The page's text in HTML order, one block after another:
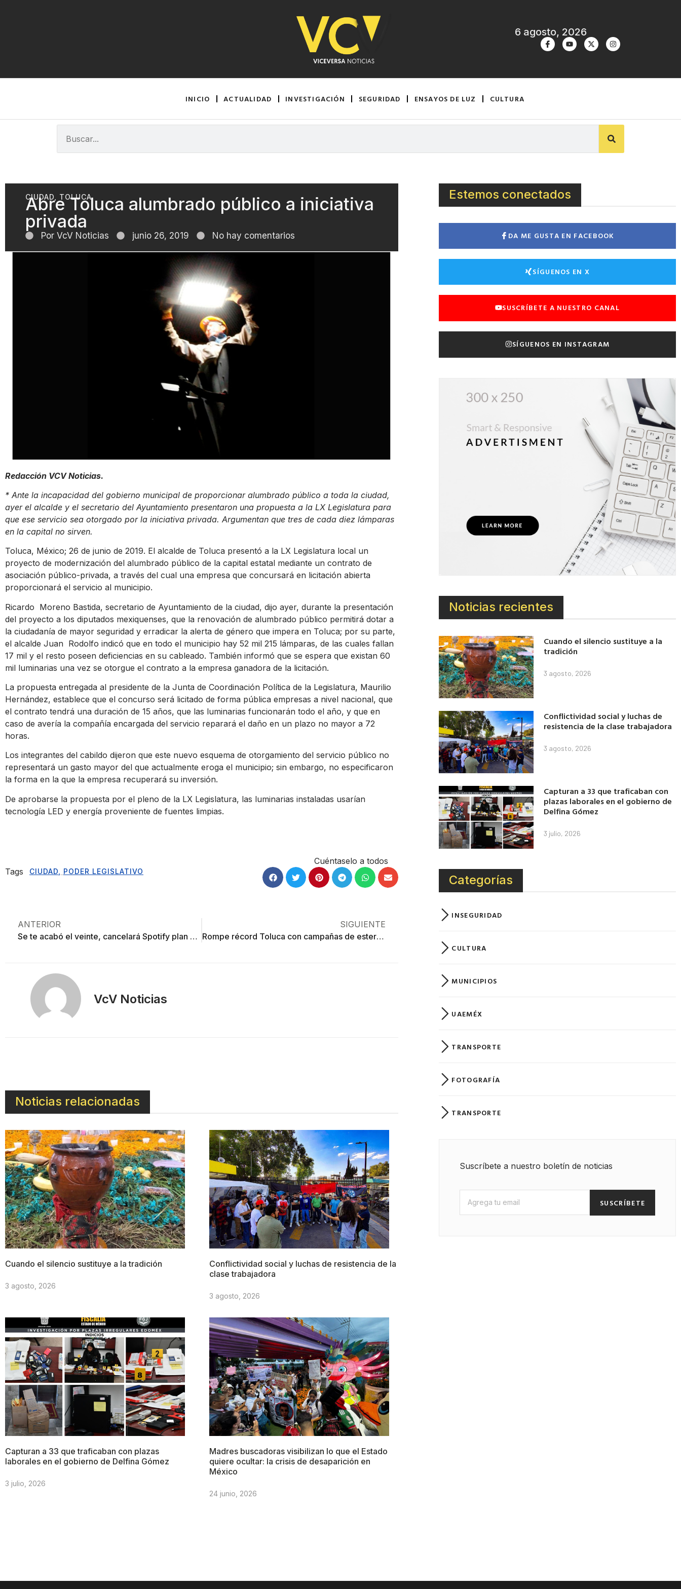
6 agosto, 2026
INICIO ACTUALIDAD INVESTIGACIÓN SEGURIDAD ENSAYOS DE LUZ CULTURA
CIUDAD TOLUCA
Abre Toluca alumbrado público a iniciativa
privada
Por VcV Noticias junio 26, 2019 No hay comentarios
Redacción VCV Noticias.
* Ante la incapacidad del gobierno municipal de proporcionar alumbrado público a toda la ciudad,
ayer el alcalde y el secretario del Ayuntamiento presentaron una propuesta a la LX Legislatura para
que ese servicio sea otorgado por la iniciativa privada. Argumentan que tres de cada diez lámparas
en la capital no sirven.
Toluca, México; 26 de junio de 2019. El alcalde de Toluca presentó a la LX Legislatura local un
proyecto de modernización del alumbrado público de la capital estatal mediante un contrato de
asociación público-privada, a través del cual una empresa que concursará en licitación abierta
proporcionará el servicio al municipio.
Ricardo Moreno Bastida, secretario de Ayuntamiento de la ciudad, dijo ayer, durante la presentación
del proyecto a los diputados mexiquenses, que la renovación de alumbrado público permitirá dotar a
la ciudadanía de mayor seguridad y erradicar la alerta de género que impera en Toluca; por su parte,
el alcalde Juan Rodolfo indicó que en todo el municipio hay 52 mil 215 lámparas, de las cuales fallan
17 mil y el resto poseen deficiencias en su cableado. También informó que se espera que existan 60
mil luminarias una vez se otorgue el contrato a la empresa ganadora de la licitación.
La propuesta entregada al presidente de la Junta de Coordinación Política de la Legislatura, Maurilio
Hernández, establece que el concurso será licitado de forma pública empresas a nivel nacional, que
el contrato tendrá una duración de 15 años, que las luminarias funcionarán todo el año, y que en
caso de avería la compañía encargada del servicio reparará el daño en un plazo no mayor a 72
horas.
Los integrantes del cabildo dijeron que este nuevo esquema de otorgamiento del servicio público no
representará un gasto mayor del que actualmente eroga el municipio; sin embargo, no especificaron
la forma en la que la empresa recuperará su inversión.
De aprobarse la propuesta por el pleno de la LX Legislatura, las luminarias instaladas usarían
tecnología LED y energía proveniente de fuentes limpias.
Tags CIUDAD PODER LEGISLATIVO
Cuéntaselo a todos
ANTERIOR
Se te acabó el veinte, cancelará Spotify plan a mentirosos
SIGUIENTE
Rompe récord Toluca con campañas de esterilización
VcV Noticias
Noticias relacionadas
Cuando el silencio sustituye a la tradición
3 agosto, 2026
Conflictividad social y luchas de resistencia de la
clase trabajadora
3 agosto, 2026
Capturan a 33 que traficaban con plazas
laborales en el gobierno de Delfina Gómez
3 julio, 2026
Madres buscadoras visibilizan lo que el Estado
quiere ocultar: la crisis de desaparición en
México
24 junio, 2026
Estemos conectados
DA ME GUSTA EN FACEBOOK
SÍGUENOS EN X
SUSCRÍBETE A NUESTRO CANAL
SÍGUENOS EN INSTAGRAM
Noticias recientes
Cuando el silencio sustituye a la
tradición
3 agosto, 2026
Conflictividad social y luchas de
resistencia de la clase trabajadora
3 agosto, 2026
Capturan a 33 que traficaban con
plazas laborales en el gobierno de
Delfina Gómez
3 julio, 2026
Categorías
INSEGURIDAD
CULTURA
MUNICIPIOS
UAEMÉX
TRANSPORTE
FOTOGRAFÍA
TRANSPORTE
Suscríbete a nuestro boletín de noticias
SUSCRÍBETE